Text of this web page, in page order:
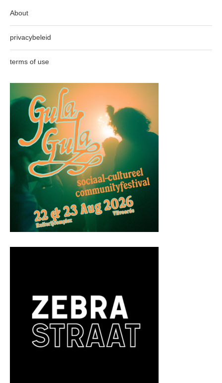
About
privacybeleid
terms of use